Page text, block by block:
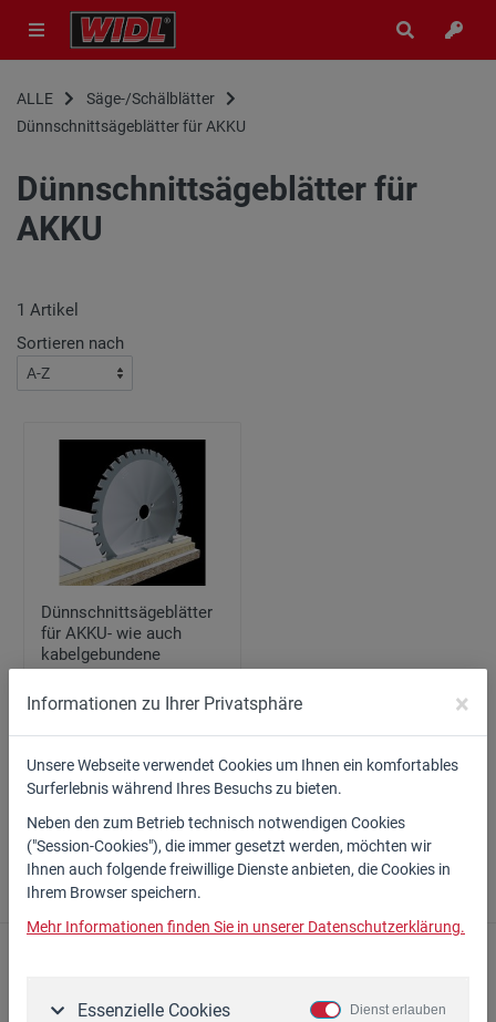
ALLE
Säge-/Schälblätter
Dünnschnittsägeblätter für AKKU
Dünnschnittsägeblätter für
AKKU
1 Artikel
Sortieren nach
Dünnschnittsägeblätter
für AKKU- wie auch
kabelgebundene
Maschinen
mit Ausführungen
Zum Artikel
Informationen zu Ihrer Privatsphäre ×
Unsere Webseite verwendet Cookies um Ihnen ein komfortables
Surferlebnis während Ihres Besuchs zu bieten.
Neben den zum Betrieb technisch notwendigen Cookies
("Session-Cookies"), die immer gesetzt werden, möchten wir
Ihnen auch folgende freiwillige Dienste anbieten, die Cookies in
Ihrem Browser speichern.
Mehr Informationen finden Sie in unserer Datenschutzerklärung.
Essenzielle Cookies Dienst erlauben